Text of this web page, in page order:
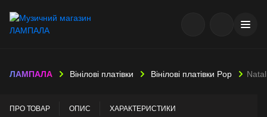
ЛАМПАЛА Вінілові платівки Вінілові платівки Pop
ПРО ТОВАР ОПИС ХАРАКТЕРИСТИКИ